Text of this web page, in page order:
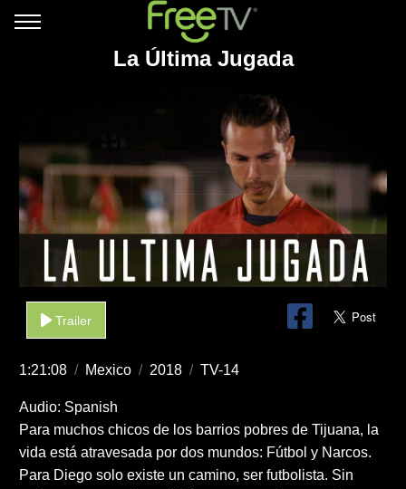
La Última Jugada
Trailer
1:21:08 / Mexico / 2018 / TV-14
Audio: Spanish
Para muchos chicos de los barrios pobres de Tijuana, la
vida está atravesada por dos mundos: Fútbol y Narcos.
Para Diego solo existe un camino, ser futbolista. Sin